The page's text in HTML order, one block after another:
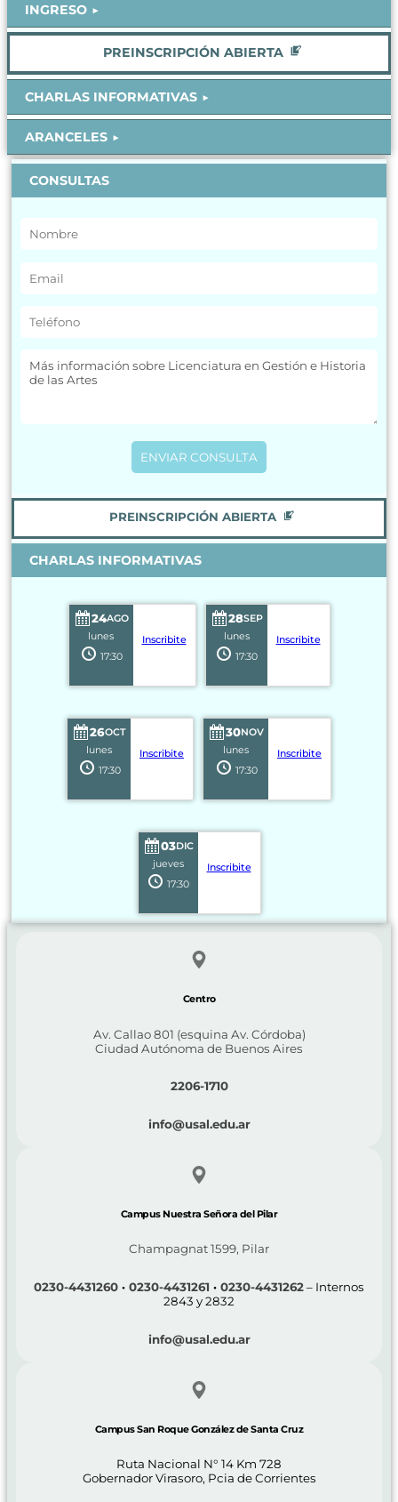
INGRESO
PREINSCRIPCIÓN ABIERTA
CHARLAS INFORMATIVAS
ARANCELES
CONSULTAS
PREINSCRIPCIÓN ABIERTA
CHARLAS INFORMATIVAS
24AGO
lunes
17:30
Inscribite
28SEP
lunes
17:30
Inscribite
26OCT
lunes
17:30
Inscribite
30NOV
lunes
17:30
Inscribite
03DIC
jueves
17:30
Inscribite
Centro
Av. Callao 801 (esquina Av. Córdoba)
Ciudad Autónoma de Buenos Aires
2206-1710
info@usal.edu.ar
Campus Nuestra Señora del Pilar
Champagnat 1599, Pilar
0230-4431260 · 0230-4431261 · 0230-4431262– Internos
2843 y 2832
info@usal.edu.ar
Campus San Roque González de Santa Cruz
Ruta Nacional N° 14 Km 728
Gobernador Virasoro, Pcia de Corrientes